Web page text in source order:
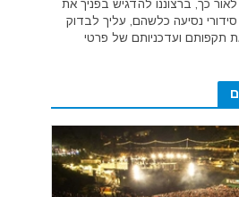
כך, ברצוננו להדגיש בפניך את
נסיעה כלשהם, עליך לבדוק
תקפותם ועדכניותם של פרטי